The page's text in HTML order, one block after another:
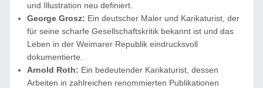
und Illustration neu definiert.
George Grosz: Ein deutscher Maler und Karikaturist, der
für seine scharfe Gesellschaftskritik bekannt ist und das
Leben in der Weimarer Republik eindrucksvoll
dokumentierte.
Arnold Roth: Ein bedeutender Karikaturist, dessen
Arbeiten in zahlreichen renommierten Publikationen